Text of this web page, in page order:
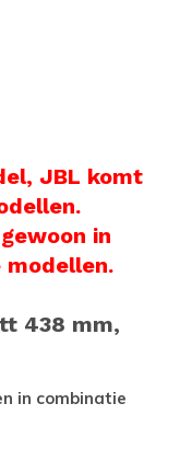
JBL komt
in
438 mm,
in combinatie